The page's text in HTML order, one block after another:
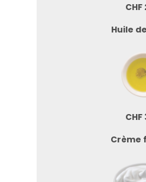
CHF
Huile
CHF
Crème